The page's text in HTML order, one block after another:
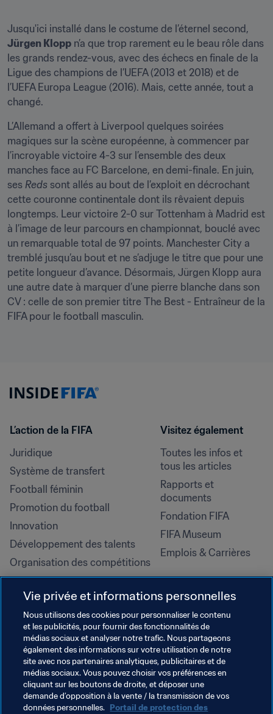
Jürgen Klopp n’a que trop rarement eu le beau rôle dans
les grands rendez-vous, avec des échecs en finale de la
Ligue des champions de l’UEFA (2013 et 2018) et de
l’UEFA Europa League (2016). Mais, cette année, tout a
changé.
L’Allemand a offert à Liverpool quelques soirées
magiques sur la scène européenne, à commencer par
l’incroyable victoire 4-3 sur l’ensemble des deux
manches face au FC Barcelone, en demi-finale. En juin,
ses Reds sont allés au bout de l’exploit en décrochant
cette couronne continentale dont ils rêvaient depuis
longtemps. Leur victoire 2-0 sur Tottenham à Madrid est
à l’image de leur parcours en championnat, bouclé avec
un remarquable total de 97 points. Manchester City a
tremblé jusqu’au bout et ne s’adjuge le titre que pour une
petite longueur d’avance. Désormais, Jürgen Klopp aura
une autre date à marquer d’une pierre blanche dans son
CV : celle de son premier titre The Best - Entraîneur de la
FIFA pour le football masculin.
L’action de la FIFA
Juridique
Système de transfert
Football féminin
Promotion du football
Innovation
Développement des talents
Organisation des compétitions
Développement durable
Droits de l'homme et lutte contre
la discrimination
Santé et médical
Initiatives en matière de
formation
Visitez également
Toutes les infos et
tous les articles
Rapports et
documents
Fondation FIFA
FIFA Museum
Emplois & Carrières
Vie privée et informations personnelles
Nous utilisons des cookies pour personnaliser le contenu
et les publicités, pour fournir des fonctionnalités de
médias sociaux et analyser notre trafic. Nous partageons
également des informations sur votre utilisation de notre
site avec nos partenaires analytiques, publicitaires et de
médias sociaux. Vous pouvez choisir vos préférences en
cliquant sur les boutons de droite, et déposer une
demande d’opposition à la vente / la transmission de vos
données personnelles. Portail de protection des